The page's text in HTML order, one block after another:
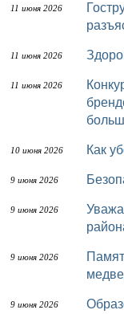
11 июня 2026
Гострудинспекция в Республике Коми
11 июня 2026
11 июня 2026
Конкурс «Знай наших» — конкурс для
10 июня 2026 Как
9 июня 2026
9 июня 2026
Уважаемые жители и гости муниципального
9 июня 2026
Памятка поведения при встрече с
9 июня 2026
Образовательный интенсив в рамках